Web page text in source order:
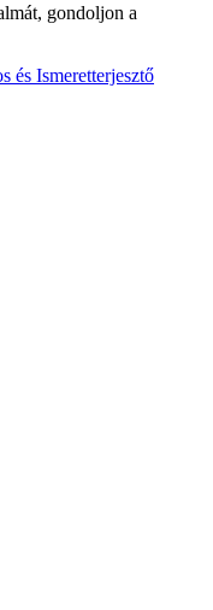
gondoljon a
és Ismeretterjesztő